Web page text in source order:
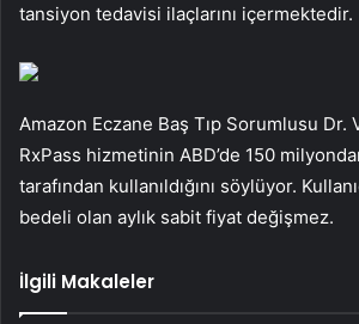
tansiyon tedavisi ilaçlarını içermektedir.
Amazon Eczane Baş Tıp Sorumlusu Dr.
RxPass hizmetinin ABD’de 150
tarafından kullanıldığını söylüyor.
bedeli olan aylık sabit fiyat değişmez.
İlgili Makaleler